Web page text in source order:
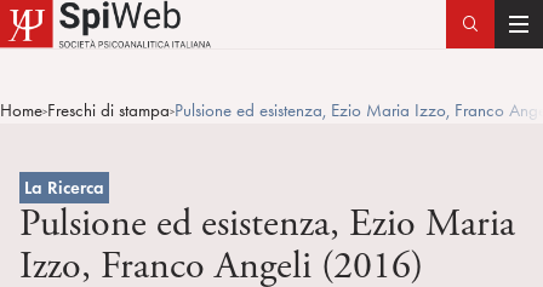
T
g
Home>Freschi di stampa>Pulsione ed esistenza, Ezio Maria Izzo, Franco
La Ricerca
Pulsione ed esistenza, Ezio Maria
Izzo, Franco Angeli (2016)